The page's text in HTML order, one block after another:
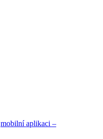
mobilní aplikaci –